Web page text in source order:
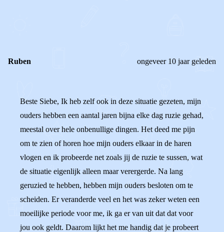
Ruben ongeveer 10 jaar geleden
Beste Siebe, Ik heb zelf ook in deze situatie gezeten, mijn
ouders hebben een aantal jaren bijna elke dag ruzie gehad,
meestal over hele onbenullige dingen. Het deed me pijn
om te zien of horen hoe mijn ouders elkaar in de haren
vlogen en ik probeerde net zoals jij de ruzie te sussen, wat
de situatie eigenlijk alleen maar verergerde. Na lang
geruzied te hebben, hebben mijn ouders besloten om te
scheiden. Er veranderde veel en het was zeker weten een
moeilijke periode voor me, ik ga er van uit dat dat voor
jou ook geldt. Daarom lijkt het me handig dat je probeert